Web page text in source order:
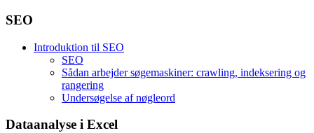
SEO
Introduktion til SEO
SEO
Sådan arbejder søgemaskiner: crawling, indeksering og
rangering
Undersøgelse af nøgleord
Dataanalyse i Excel